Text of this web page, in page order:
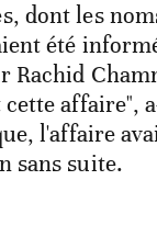
dont les
été
Rachid
affaire",
l'affaire
sans suite.